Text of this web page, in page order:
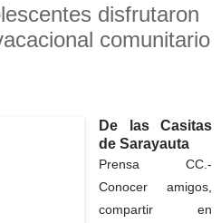
disfrutaron
comunitario
De las Casitas
de Sarayauta
Prensa CC.-
Conocer amigos,
compartir en